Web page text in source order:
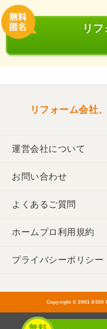
リ
リフォーム会社
運営会社について
お問い合わせ
よくあるご質問
ホームプロ利用規約
プライバシーポリシー
Copyright © 2001-2026